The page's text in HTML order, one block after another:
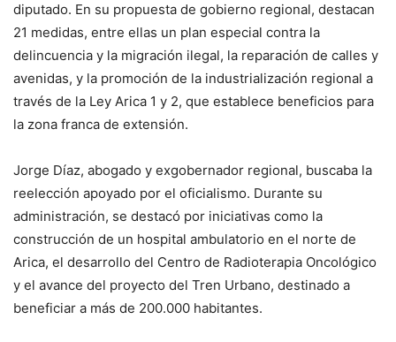
diputado. En su propuesta de gobierno regional, destacan
21 medidas, entre ellas un plan especial contra la
delincuencia y la migración ilegal, la reparación de calles y
avenidas, y la promoción de la industrialización regional a
través de la Ley Arica 1 y 2, que establece beneficios para
la zona franca de extensión.
Jorge Díaz, abogado y exgobernador regional, buscaba la
reelección apoyado por el oficialismo. Durante su
administración, se destacó por iniciativas como la
construcción de un hospital ambulatorio en el norte de
Arica, el desarrollo del Centro de Radioterapia Oncológico
y el avance del proyecto del Tren Urbano, destinado a
beneficiar a más de 200.000 habitantes.